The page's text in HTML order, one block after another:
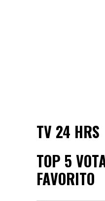
TV 24 HRS
TOP 5
FAVORITO